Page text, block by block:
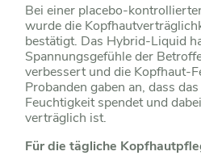
Bei einer placebo-
wurde die
bestätigt. Das Hybrid-Liquid
Spannungsgefühle der
verbessert und die Kopfhaut-
Probanden gaben an, dass
Feuchtigkeit spendet und
verträglich ist.
Für die tägliche